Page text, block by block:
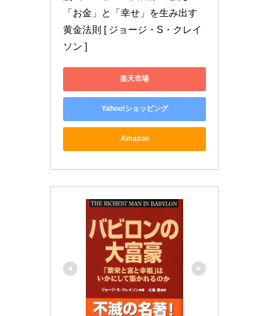
「お金」と「幸せ」を生み出す
黄金法則 [ ジョージ・S・クレイ
ソン ]
楽天市場
Yahoo!ショッピング
Amazon